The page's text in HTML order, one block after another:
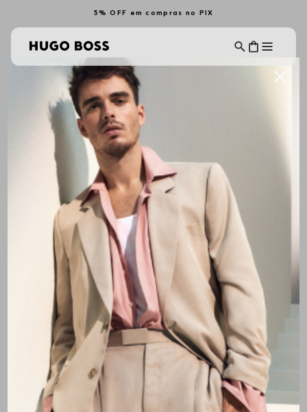
5% OFF em compras no PIX